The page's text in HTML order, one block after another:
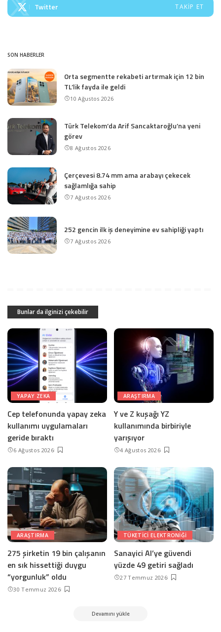
Twitter TAKIP ET
SON HABERLER
Orta segmentte rekabeti artırmak için 12 bin
TL’lik fayda ile geldi
10 Ağustos 2026
Türk Telekom’da Arif Sancaktaroğlu’na yeni
görev
8 Ağustos 2026
Çerçevesi 8.74 mm ama arabayı çekecek
sağlamlığa sahip
7 Ağustos 2026
252 gencin ilk iş deneyimine ev sahipliği yaptı
7 Ağustos 2026
Bunlar da ilginizi çekebilir
YAPAY ZEKA
Cep telefonunda yapay zeka
kullanımı uygulamaları
geride bıraktı
6 Ağustos 2026
ARAŞTIRMA
Y ve Z kuşağı YZ
kullanımında birbiriyle
yarışıyor
4 Ağustos 2026
ARAŞTIRMA
275 şirketin 19 bin çalışanın
en sık hissettiği duygu
“yorgunluk” oldu
30 Temmuz 2026
TÜKETICI ELEKTRONIĞI
Sanayici AI’ye güvendi
yüzde 49 getiri sağladı
27 Temmuz 2026
Devamını yükle